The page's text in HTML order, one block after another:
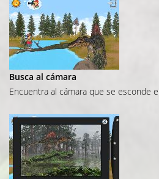
Busca al cámara
Encuentra al cámara que se esconde